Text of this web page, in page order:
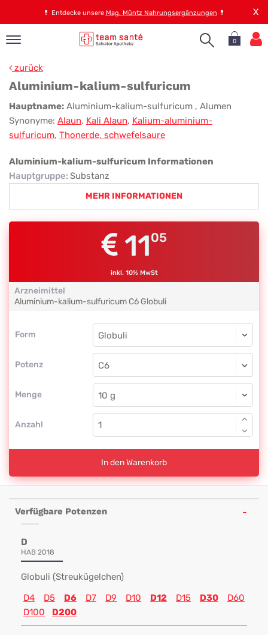
💊 Entdecke unsere Mag. Müntz Nahrungsergänzungen 💊 X
0
zurück
Aluminium-kalium-sulfuricum
Aluminium-
kalium-
sulfuricum
Hauptname: Aluminium-kalium-sulfuricum , Alumen
Synonyme: Alaun, Kali Alaun, Kalium-aluminium-
sulfuricum, Thonerde, schwefelsaure
Aluminium-kalium-sulfuricum Informationen
Hauptgruppe: Substanz
MEHR INFORMATIONEN
1105
inkl. 10% MwSt
Arzneimittel
Aluminium-kalium-sulfuricum C6 Globuli
Form
Form
Potenz
Globuli
C6
Menge
Globuli
Anzahl
In den Warenkorb
Verfügbare Potenzen
D
HAB 2018
Globuli (Streukügelchen)
D4
D5 D6 D7 D9 D10 D12 D15 D30
D60
D100
D200